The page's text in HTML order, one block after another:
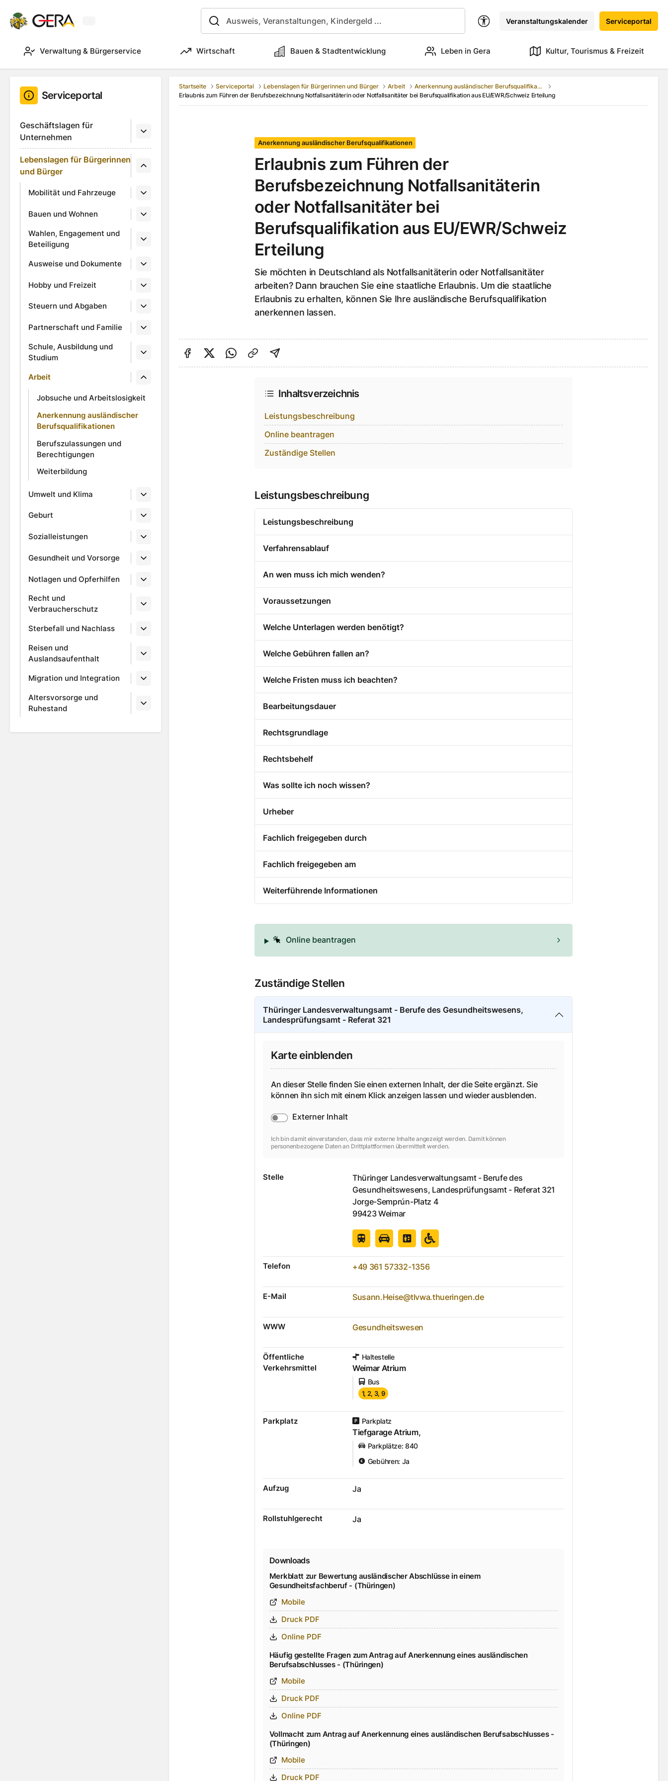
Veranstaltungskalender Serviceportal
Verwaltung & Bürgerservice Wirtschaft Bauen & Stadtentwicklung Leben in Gera Kultur, Tourismus & Freizeit
Serviceportal
Geschäftslagen für
Unternehmen
Lebenslagen für Bürgerinnen
und Bürger
Mobilität und Fahrzeuge
Bauen und Wohnen
Wahlen, Engagement und
Beteiligung
Ausweise und Dokumente
Hobby und Freizeit
Steuern und Abgaben
Partnerschaft und Familie
Schule, Ausbildung und
Studium
Arbeit
Jobsuche und Arbeitslosigkeit
Anerkennung ausländischer
Berufsqualifikationen
Berufszulassungen und
Berechtigungen
Weiterbildung
Umwelt und Klima
Geburt
Sozialleistungen
Gesundheit und Vorsorge
Notlagen und Opferhilfen
Recht und
Verbraucherschutz
Sterbefall und Nachlass
Reisen und
Auslandsaufenthalt
Migration und Integration
Altersvorsorge und
Ruhestand
Startseite Serviceportal Lebenslagen für Bürgerinnen und Bürger Arbeit
Anerkennung ausländischer Berufsqualifikationen
Erlaubnis zum Führen der Berufsbezeichnung Notfallsanitäterin oder Notfallsanitäter bei Berufsqualifikation aus EU/EWR/Schweiz Erteilung
Anerkennung ausländischer Berufsqualifikationen
Erlaubnis zum Führen der
Berufsbezeichnung Notfallsanitäterin
oder Notfallsanitäter bei
Berufsqualifikation aus EU/EWR/Schweiz
Erteilung
Sie möchten in Deutschland als Notfallsanitäterin oder Notfallsanitäter
arbeiten? Dann brauchen Sie eine staatliche Erlaubnis. Um die staatliche
Erlaubnis zu erhalten, können Sie Ihre ausländische Berufsqualifikation
anerkennen lassen.
Auf Facebook teilen
Auf Twitter teilen
Per Link teilen
shareViaEmail
Inhaltsverzeichnis
Leistungsbeschreibung
Online beantragen
Zuständige Stellen
Leistungsbeschreibung
Leistungsbeschreibung
Verfahrensablauf
An wen muss ich mich wenden?
Voraussetzungen
Welche Unterlagen werden benötigt?
Welche Gebühren fallen an?
Welche Fristen muss ich beachten?
Bearbeitungsdauer
Rechtsgrundlage
Rechtsbehelf
Was sollte ich noch wissen?
Urheber
Fachlich freigegeben durch
Fachlich freigegeben am
Weiterführende Informationen
Online beantragen
Zuständige Stellen
Thüringer Landesverwaltungsamt - Berufe des Gesundheitswesens,
Landesprüfungsamt - Referat 321
Karte einblenden
An dieser Stelle finden Sie einen externen Inhalt, der die Seite ergänzt. Sie
können ihn sich mit einem Klick anzeigen lassen und wieder ausblenden.
Externer Inhalt
Ich bin damit einverstanden, dass mir externe Inhalte angezeigt werden. Damit können
personenbezogene Daten an Drittplattformen übermittelt werden.
Stelle
Thüringer Landesverwaltungsamt - Berufe des
Gesundheitswesens, Landesprüfungsamt - Referat 321
Jorge-Semprún-Platz 4
99423Weimar
Telefon +49 361 57332-1356
E-Mail Susann.Heise@tlvwa.thueringen.de
WWW Gesundheitswesen
Öffentliche
Verkehrsmittel
Haltestelle
Weimar Atrium
Bus
1, 2, 3, 9
Parkplatz Parkplatz
Tiefgarage Atrium,
Parkplätze: 840
Gebühren: Ja
Aufzug Ja
Rollstuhlgerecht Ja
Downloads
Merkblatt zur Bewertung ausländischer Abschlüsse in einem
Gesundheitsfachberuf - (Thüringen)
Mobile
Druck PDF
Online PDF
Häufig gestellte Fragen zum Antrag auf Anerkennung eines ausländischen
Berufsabschlusses - (Thüringen)
Mobile
Druck PDF
Online PDF
Vollmacht zum Antrag auf Anerkennung eines ausländischen Berufsabschlusses -
(Thüringen)
Mobile
Druck PDF